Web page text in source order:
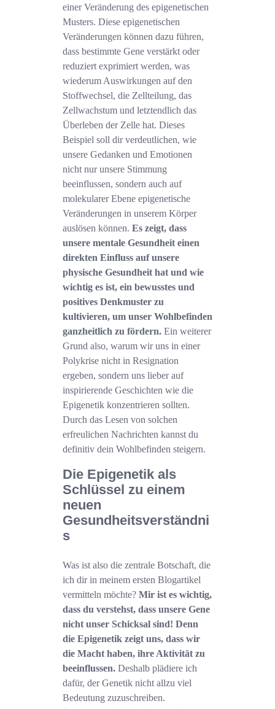
einer Veränderung des epigenetischen
Musters. Diese epigenetischen
Veränderungen können dazu führen,
dass bestimmte Gene verstärkt oder
reduziert exprimiert werden, was
wiederum Auswirkungen auf den
Stoffwechsel, die Zellteilung, das
Zellwachstum und letztendlich das
Überleben der Zelle hat. Dieses
Beispiel soll dir verdeutlichen, wie
unsere Gedanken und Emotionen
nicht nur unsere Stimmung
beeinflussen, sondern auch auf
molekularer Ebene epigenetische
Veränderungen in unserem Körper
auslösen können. Es zeigt, dass
unsere mentale Gesundheit einen
direkten Einfluss auf unsere
physische Gesundheit hat und wie
wichtig es ist, ein bewusstes und
positives Denkmuster zu
kultivieren, um unser Wohlbefinden
ganzheitlich zu fördern.Ein weiterer
Grund also, warum wir uns in einer
Polykrise nicht in Resignation
ergeben, sondern uns lieber auf
inspirierende Geschichten wie die
Epigenetik konzentrieren sollten.
Durch das Lesen von solchen
erfreulichen Nachrichten kannst du
definitiv dein Wohlbefinden steigern.
Die Epigenetik als
Schlüssel zu einem
neuen
Gesundheitsverständni
s
Was ist also die zentrale Botschaft, die
ich dir in meinem ersten Blogartikel
vermitteln möchte? Mir ist es wichtig,
dass du verstehst, dass unsere Gene
nicht unser Schicksal sind! Denn
die Epigenetik zeigt uns, dass wir
die Macht haben, ihre Aktivität zu
beeinflussen.Deshalb plädiere ich
dafür, der Genetik nicht allzu viel
Bedeutung zuzuschreiben.